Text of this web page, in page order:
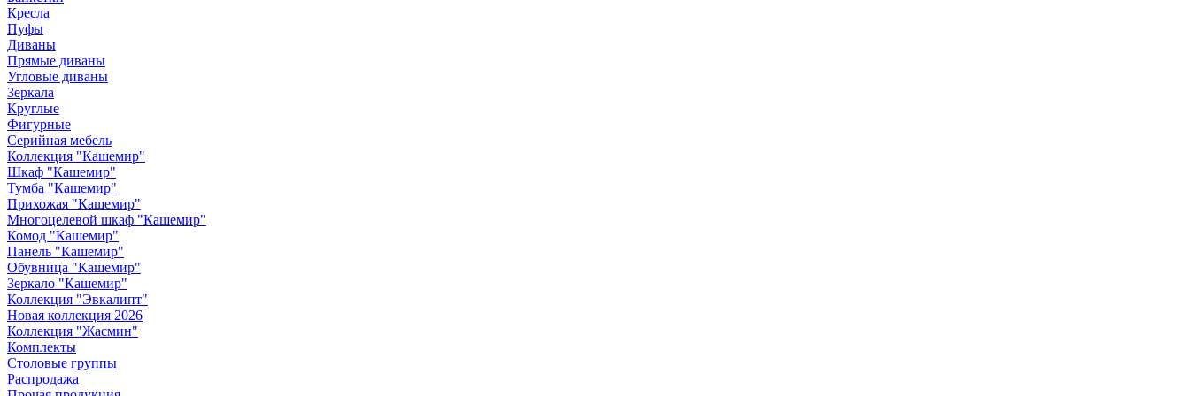
Кресла
Пуфы
Диваны
Прямые диваны
Угловые диваны
Зеркала
Круглые
Фигурные
Серийная мебель
Коллекция "Кашемир"
Шкаф "Кашемир"
Тумба "Кашемир"
Прихожая "Кашемир"
Многоцелевой шкаф "Кашемир"
Комод "Кашемир"
Панель "Кашемир"
Обувница "Кашемир"
Зеркало "Кашемир"
Коллекция "Эвкалипт"
Новая коллекция 2026
Коллекция "Жасмин"
Комплекты
Столовые группы
Распродажа